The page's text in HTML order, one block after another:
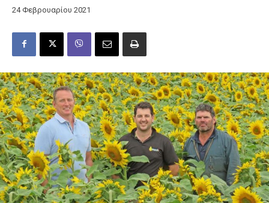
24 Φεβρουαρίου 2021